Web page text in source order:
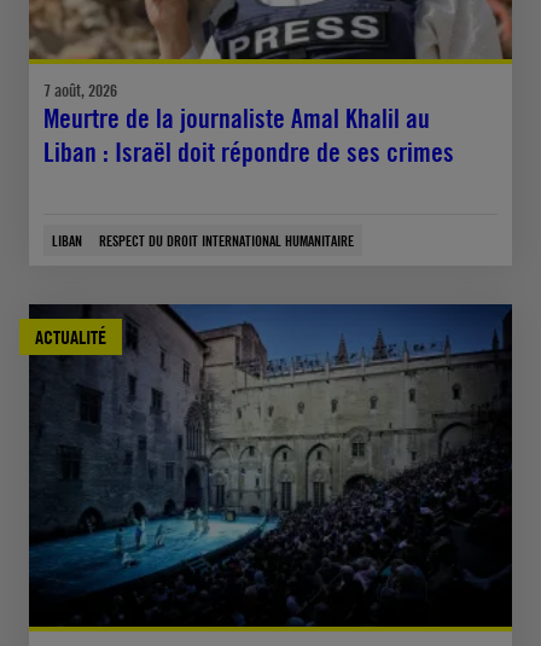
7 août, 2026
Meurtre de la journaliste Amal Khalil au
Liban : Israël doit répondre de ses crimes
LIBAN RESPECT DU DROIT INTERNATIONAL HUMANITAIRE
ACTUALITÉ